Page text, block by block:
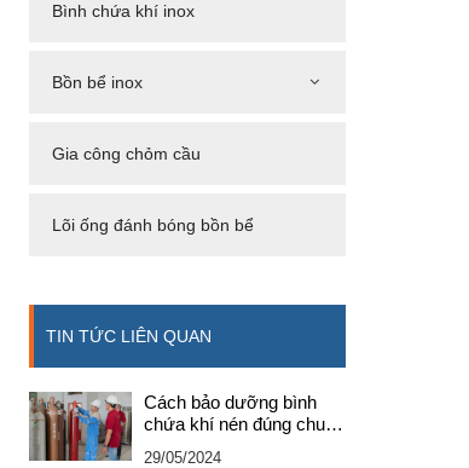
Bình chứa khí inox
Bồn bể inox
Gia công chỏm cầu
Lõi ống đánh bóng bồn bể
TIN TỨC LIÊN QUAN
Cách bảo dưỡng bình
chứa khí nén đúng chuẩn
29/05/2024